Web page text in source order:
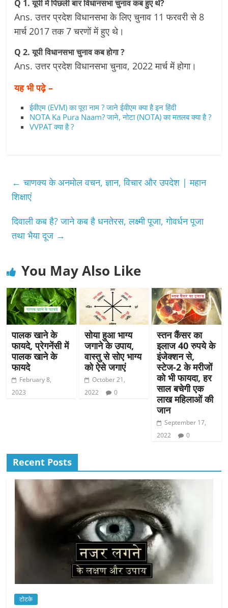
Q 1. यूपी में पिछली बार विधानसभा चुनाव कब हुए थे?
Ans. उत्तर प्रदेश विधानसभा के लिए चुनाव 11 फरवरी से 8
मार्च 2017 तक 7 चरणों में हुए थे।
Q 2. यूपी विधानसभा चुनाव कब होगा ?
Ans. उत्तर प्रदेश विधानसभा चुनाव, 2022 मार्च में होगा।
यह भी पढ़े –
ईवीएम (EVM) का पूरा नाम ? जाने ईवीएम क्या है इन हिंदी
NOTA Ka Pura Naam? जाने, नोटा (NOTA) का मतलब क्या है ?
VVPAT क्या है ?
← चाणक्य के अनमोल वचन, ज्ञान, विचार और उपदेश | महान
शिक्षाएं
दिवाली कब है? जाने कब है धनतेरस, लक्ष्मी पूजा, गोवर्धन पूजा
तथा भैया दूज →
You May Also Like
पालक खाने के
फायदे, प्रेगनेंसी में
पालक खाने के
फायदे
February 8,
2023
सोया हुआ भाग्य
जगाने के उपाय,
वास्तु से सोए भाग्य
को ऐसे जगाएं
October 21,
2022
0
स्तन कैंसर का
इलाज 40 रुपये के
इंजेक्शन से,
स्टेज-2 के मरीजों
को भी फायदा, हर
साल बचेगी एक
लाख महिलाओं की
जान
September 17,
2022
0
Recent Posts
टोटके